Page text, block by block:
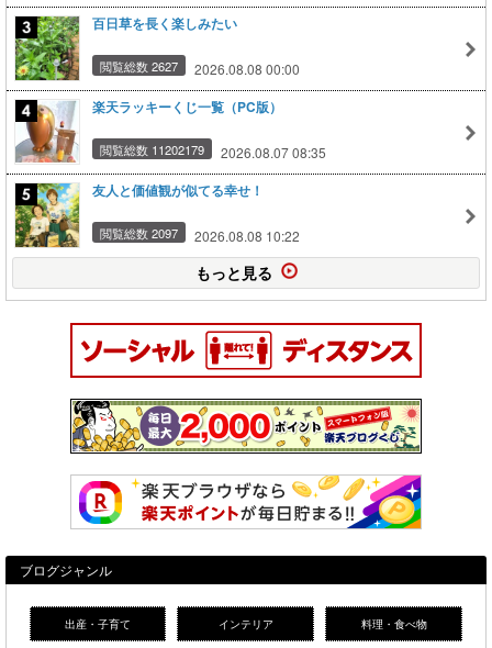
百日草を長く楽しみたい
閲覧総数 2627 2026.08.08 00:00
楽天ラッキーくじ一覧（PC版）
閲覧総数 11202179 2026.08.07 08:35
友人と価値観が似てる幸せ！
閲覧総数 2097 2026.08.08 10:22
もっと見る
ブログジャンル
出産・子育て インテリア 料理・食べ物